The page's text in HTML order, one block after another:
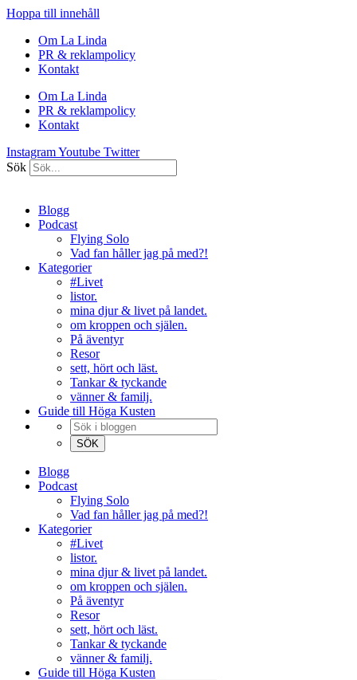
Hoppa till innehåll
Om La Linda
PR & reklampolicy
Kontakt
Om La Linda
PR & reklampolicy
Kontakt
InstagramYoutube Twitter
Sök
Blogg
Podcast
Flying Solo
Vad fan håller jag på med?!
Kategorier
#Livet
listor.
mina djur & livet på landet.
om kroppen och själen.
På äventyr
Resor
sett, hört och läst.
Tankar & tyckande
vänner & familj.
Guide till Höga Kusten
Blogg
Podcast
Flying Solo
Vad fan håller jag på med?!
Kategorier
#Livet
listor.
mina djur & livet på landet.
om kroppen och själen.
På äventyr
Resor
sett, hört och läst.
Tankar & tyckande
vänner & familj.
Guide till Höga Kusten